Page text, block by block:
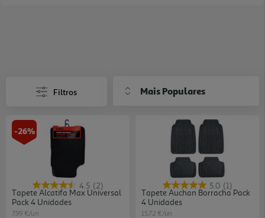
Filtros Mais Populares
-26%
4.5 (2)
Tapete Alcatifa Max Universal
Pack 4 Unidades
7.99 €/un
5.0 (1)
Tapete Auchan Borracha Pack
4 Unidades
15.72 €/un